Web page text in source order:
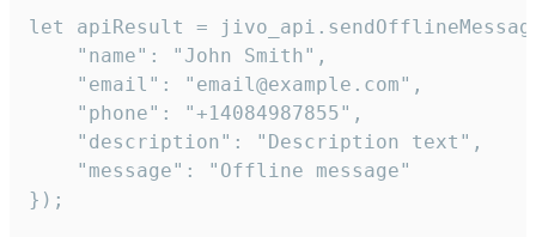
let apiResult =
    "name": "John Smith",
    "email": "email@example.com",
    "phone": "+14084987855",
    "description": "Description text",
    "message": "Offline message"
});